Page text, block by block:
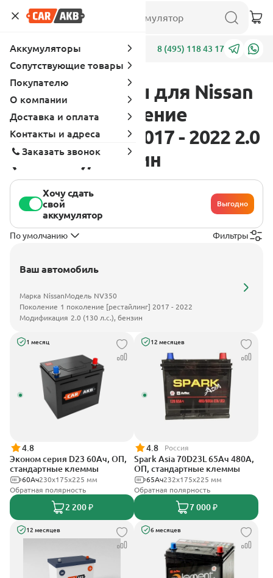
Адреса 8 (495) 118 43 17
Аккумуляторы для Nissan
NV350 1 поколение
[рестайлинг] 2017 - 2022 2.0
(130 л.с.), бензин
Хочу сдать
свой
аккумулятор
Выгодно
По умолчанию Фильтры
Ваш автомобиль
Марка NissanМодель NV350
Поколение 1 поколение [рестайлинг] 2017 - 2022
Модификация 2.0 (130 л.с.), бензин
1 месяц
4.8
Эконом серия D23 60Ач, ОП,
стандартные клеммы
230x175x225 мм
60Ач
Обратная полярность
2 200 ₽
12 месяцев
4.8 Россия
Spark Asia 70D23L 65Ач 480А,
ОП, стандартные клеммы
232x175x225 мм
65Ач
Обратная полярность
7 000 ₽
12 месяцев 6 месяцев
Аккумуляторы
Сопутствующие товары
Покупателю
О компании
Доставка и оплата
Контакты и адреса
Заказать звонок